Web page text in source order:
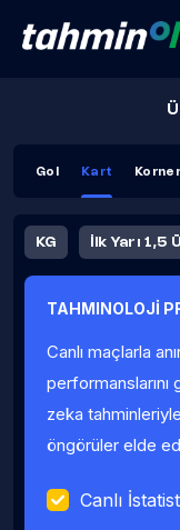
Gol Kart Korner
KG İlk Yarı 1,5
Fauller Ortalama
TAHMINOLOJİ
Canlı maçlarla
performanslarını
zeka
öngörüler elde
Canlı